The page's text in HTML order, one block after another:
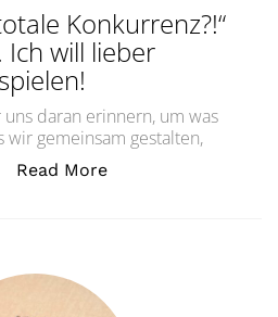
Konkurrenz?!“
Ich will lieber
daran erinnern, um was
wir gemeinsam gestalten,
Read More„„Wollt Ihr die